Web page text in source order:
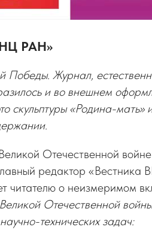
РАН»
Победы. Журнал,
и во внешнем
скульптуры «Родина-мать»
Отечественной
редактор «Вестника
читателю о неизмеримом
Отечественной
технических задач: